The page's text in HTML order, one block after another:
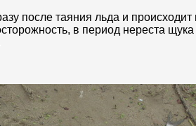
после таяния льда и
в период нереста